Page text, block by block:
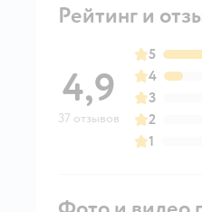
Рейтинг и
4,9
37 отзывов
5
4
3
2
1